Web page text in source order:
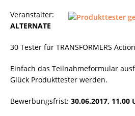
Veranstalter:
ALTERNATE
30 Tester für TRANSFORMERS
Einfach das Teilnahmeformular
Glück Produkttester werden.
Bewerbungsfrist: 30.06.2017, 11.00